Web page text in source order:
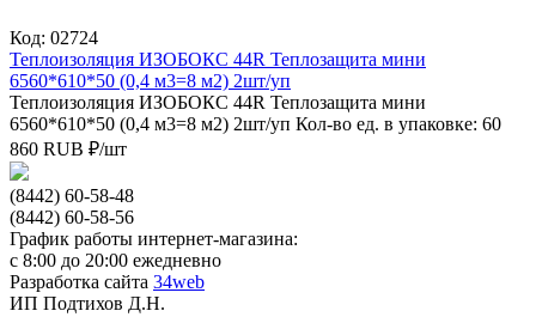
Код: 02724
Теплоизоляция ИЗОБОКС 44R Теплозащита мини
6560*610*50 (0,4 м3=8 м2) 2шт/уп
Теплоизоляция ИЗОБОКС 44R Теплозащита мини
6560*610*50 (0,4 м3=8 м2) 2шт/уп Кол-во ед. в упаковке: 60
860 RUB ₽/шт
(8442) 60-58-48
(8442) 60-58-56
График работы интернет-магазина:
с 8:00 до 20:00 ежедневно
Разработка сайта 34web
ИП Подтихов Д.Н.